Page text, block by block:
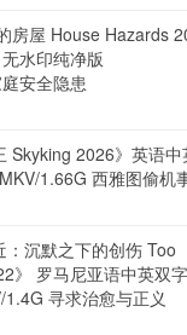
房屋 House Hazards
水印纯净版
安全隐患
Skyking 2026》英语
1.66G 西雅图偷机
沉默之下的创伤 Too
》 罗马尼亚语中英双
寻求治愈与正义